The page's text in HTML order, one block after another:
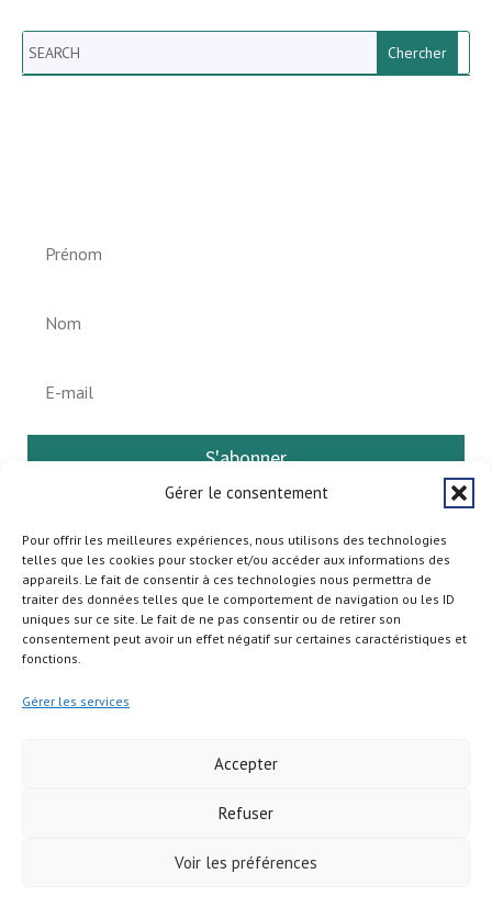
Gérer le consentement
Pour offrir les meilleures expériences, nous utilisons des technologies
telles que les cookies pour stocker et/ou accéder aux informations des
appareils. Le fait de consentir à ces technologies nous permettra de
traiter des données telles que le comportement de navigation ou les ID
uniques sur ce site. Le fait de ne pas consentir ou de retirer son
consentement peut avoir un effet négatif sur certaines caractéristiques et
fonctions.
Gérer les services
Accepter
Refuser
Voir les préférences
Search
S'abonner
Copyright © 2026